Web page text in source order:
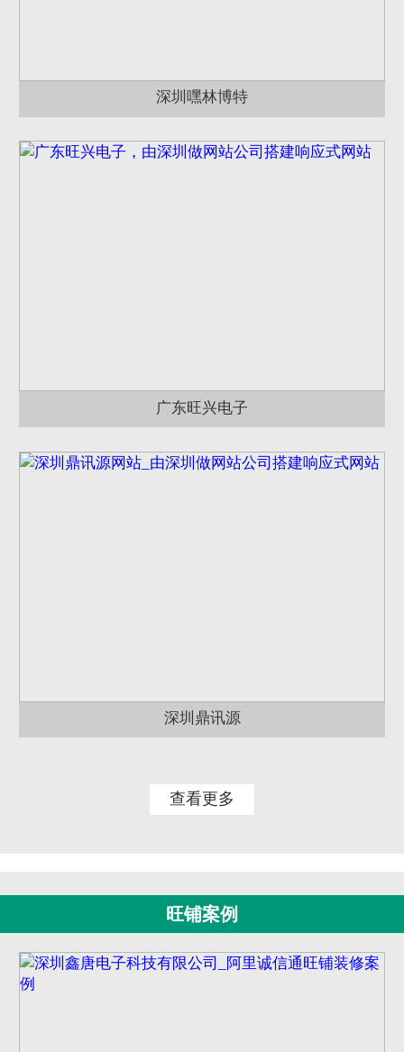
深圳嘿林博特
广东旺兴电子
深圳鼎讯源
查看更多
旺铺案例